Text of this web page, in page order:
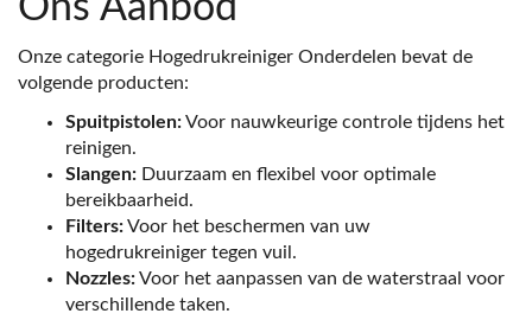
Ons Aanbod
Onze categorie Hogedrukreiniger Onderdelen bevat de
volgende producten:
Spuitpistolen:Voor nauwkeurige controle tijdens het
reinigen.
Slangen: Duurzaam en flexibel voor optimale
bereikbaarheid.
Filters:Voor het beschermen van uw
hogedrukreiniger tegen vuil.
Nozzles:Voor het aanpassen van de waterstraal voor
verschillende taken.